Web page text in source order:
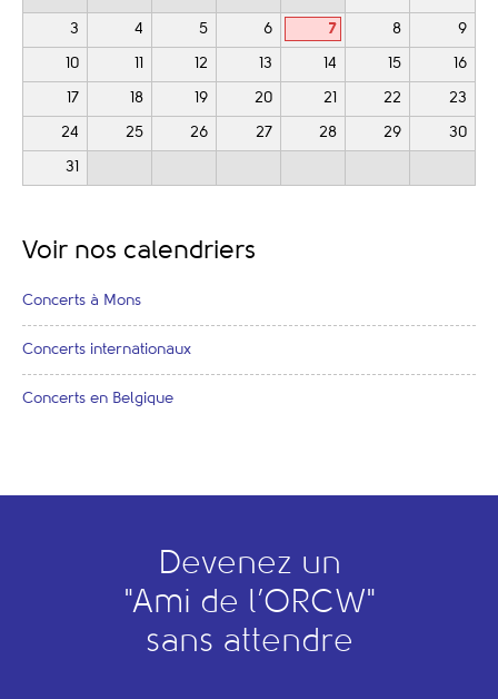
3 4 5 6 7 8 9
10 12 13 14 15 16
17 18 19 20 21 22 23
24 25 26 27 28 29 30
31
Voir nos calendriers
Concerts à Mons
Concerts internationaux
Concerts en Belgique
Devenez un
"Ami de l’ORCW"
sans attendre